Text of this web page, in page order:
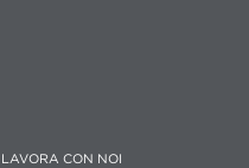
LAVORA CON NOI